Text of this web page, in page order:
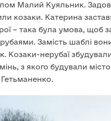
Малий Куяльник.
козаки. Катерина
– така була умова, щоб
Замість шаблі
Козаки-нерубаї
з якого будували
Гетьманенко.